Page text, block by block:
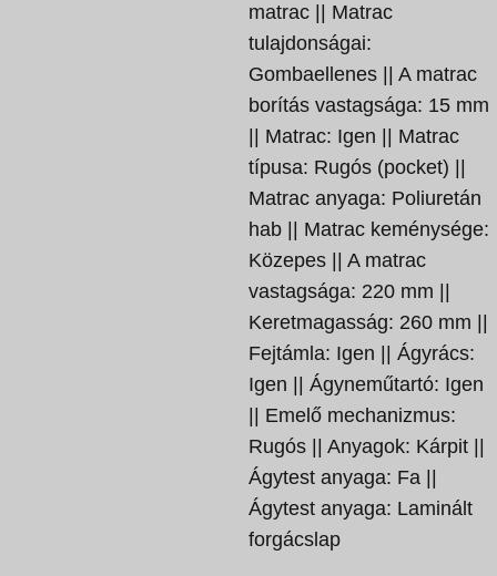
matrac || Matrac
tulajdonságai:
Gombaellenes || A matrac
borítás vastagsága: 15 mm
|| Matrac: Igen || Matrac
típusa: Rugós (pocket) ||
Matrac anyaga: Poliuretán
hab || Matrac keménysége:
Közepes || A matrac
vastagsága: 220 mm ||
Keretmagasság: 260 mm ||
Fejtámla: Igen || Ágyrács:
Igen || Ágyneműtartó: Igen
|| Emelő mechanizmus:
Rugós || Anyagok: Kárpit ||
Ágytest anyaga: Fa ||
Ágytest anyaga: Laminált
forgácslap